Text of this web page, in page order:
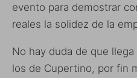
evento para demostrar
reales la solidez de la
No hay duda de que
los de Cupertino, por fin